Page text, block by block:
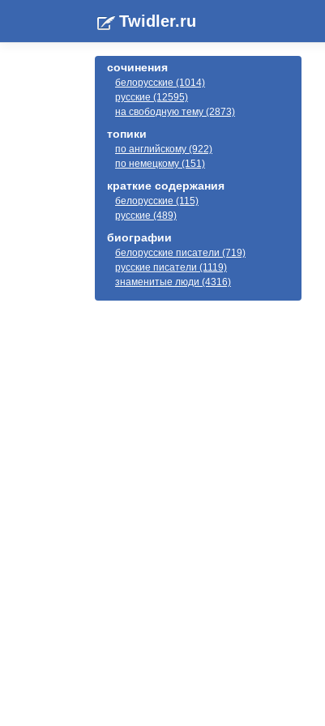
Twidler.ru
сочинения
белорусские (1014)
русские (12595)
на свободную тему (2873)
топики
по английскому (922)
по немецкому (151)
краткие содержания
белорусские (115)
русские (489)
биографии
белорусские писатели (719)
русские писатели (1119)
знаменитые люди (4316)